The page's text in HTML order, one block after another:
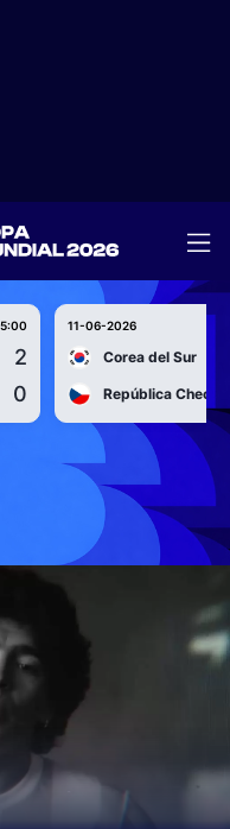
2
0
11-06-2026
Corea del Sur
República Checa